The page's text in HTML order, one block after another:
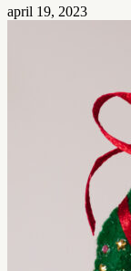
april 19, 2023